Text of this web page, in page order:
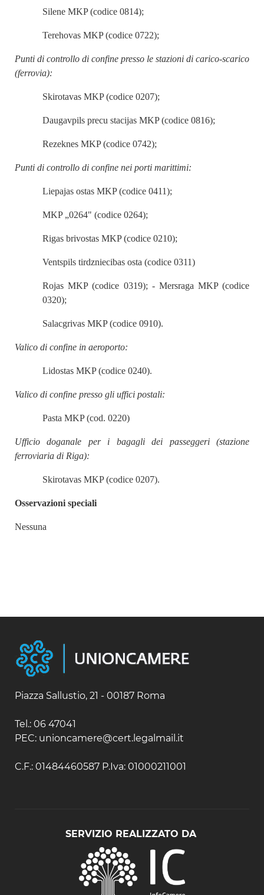
Silene MKP (codice 0814);
Terehovas MKP (codice 0722);
Punti di controllo di confine presso le stazioni di carico-scarico
(ferrovia):
Skirotavas MKP (codice 0207);
Daugavpils precu stacijas MKP (codice 0816);
Rezeknes MKP (codice 0742);
Punti di controllo di confine nei porti marittimi:
Liepajas ostas MKP (codice 0411);
MKP „0264" (codice 0264);
Rigas brivostas MKP (codice 0210);
Ventspils tirdzniecibas osta (codice 0311)
Rojas MKP (codice 0319); - Mersraga MKP (codice
0320);
Salacgrivas MKP (codice 0910).
Valico di confine in aeroporto:
Lidostas MKP (codice 0240).
Valico di confine presso gli uffici postali:
Pasta MKP (cod. 0220)
Ufficio doganale per i bagagli dei passeggeri (stazione
ferroviaria di Riga):
Skirotavas MKP (codice 0207).
Osservazioni speciali
Nessuna
Piazza Sallustio, 21 - 00187 Roma
Tel.: 06 47041
PEC: unioncamere@cert.legalmail.it
C.F.: 01484460587 P.Iva: 01000211001
SERVIZIO REALIZZATO DA